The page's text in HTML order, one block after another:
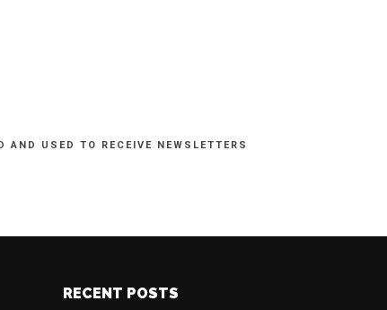
USED TO RECEIVE NEWSLETTERS
RECENT POSTS